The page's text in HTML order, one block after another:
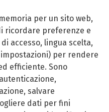
per un sito web,
ricordare preferenze e
accesso, lingua scelta,
per rendere
efficiente. Sono
salvare
dati per fini